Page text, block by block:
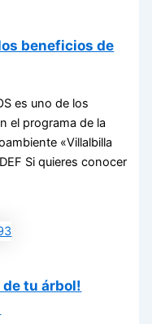
beneficios de
es uno de los
el programa de la
«Villalbilla
Si quieres conocer
de tu árbol!